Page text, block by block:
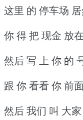
这里 的 停车场
你 得 把 现金 放
然后 写 上 你 的
跟 你 看看 你 前
然后 我们 叫 大